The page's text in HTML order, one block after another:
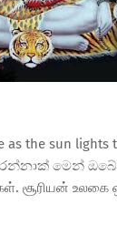
as the sun lights
මෙන්
சூரியன் உலகை